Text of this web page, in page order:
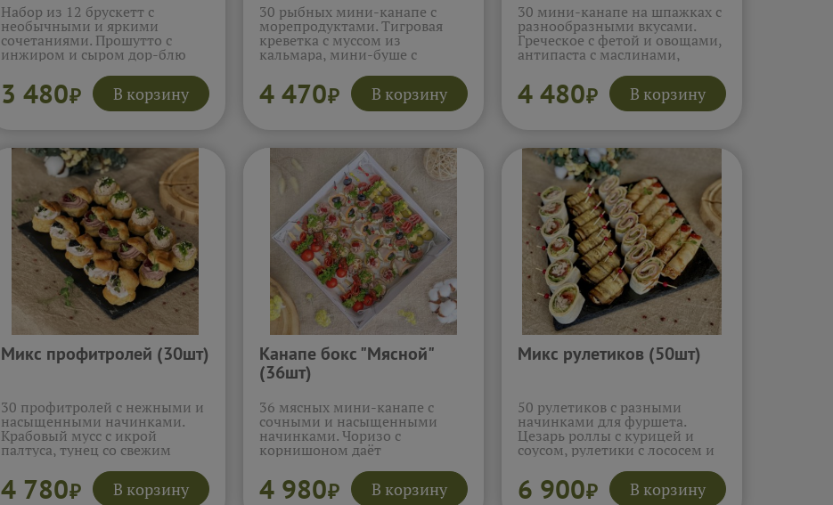
Набор из 12 брускетт с
необычными и яркими
сочетаниями. Прошутто с
инжиром и сыром дор-блю
сладость, карамелизированная
груша с бри добавляет мягкую
сладость, свежие овощи с
свежесть, а семга с авокадо,
яйцом пашот и сливочным
сыром создаёт сливочный,
насыщенный вкус. Хрустящий
тост делает каждый кусочек
гармоничным и аппетитным.
Подробнее...
3 480₽ В корзину
30 рыбных мини-канапе с
морепродуктами. Тигровая
креветка с муссом из
кальмара, мини-буше с
мягким сыром и каперсом,
огуречные бочонки с
крабовым муссом и черной
морепродукты и нежные
соусы создают изысканный
вкус с каждой порцией.
Подробнее...
4 470₽ В корзину
30 мини-канапе на шпажках с
разнообразными вкусами.
Греческое с фетой и овощами,
антипаста с маслинами,
бри, фруктовое с ягодами,
капрезе с моцареллой и
томатом. Удобная подача на
свежие ингредиенты
раскрываются с ярким
ароматом и насыщенным
вкусом.Подробнее...
4 480₽ В корзину
Микс профитролей (30шт)
30 профитролей с нежными и
насыщенными начинками.
Крабовый мусс с икрой
палтуса, тунец со свежим
террин из утиной печени с
брусничным соусом.
4 780₽ В корзину
Канапе бокс "Мясной"
(36шт)
36 мясных мини-канапе с
сочными и насыщенными
начинками. Чоризо с
корнишоном даёт
мягким сыром на тосте —
мягкость и нежность, салями с
4 980₽ В корзину
Микс рулетиков (50шт)
50 рулетиков с разными
начинками для фуршета.
Цезарь роллы с курицей и
соусом, рулетики с лососем и
ветчиной индейки и сыром,
рулетики из баклажан.
6 900₽ В корзину